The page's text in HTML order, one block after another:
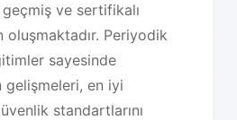
ve sertifikalı
Periyodik
sayesinde
en iyi
standartlarını